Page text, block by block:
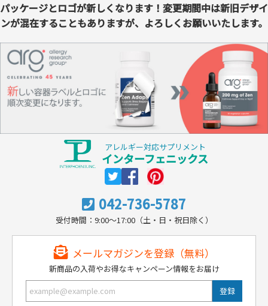
パッケージとロゴが新しくなります！変更期間中は新旧デザイ
ンが混在することもありますが、よろしくお願いいたします。
アレルギー対応サプリメント
インターフェニックス
042-736-5787
受付時間：9:00～17:00（土・日・祝日除く）
メールマガジンを登録（無料）
新商品の入荷やお得なキャンペーン情報をお届け